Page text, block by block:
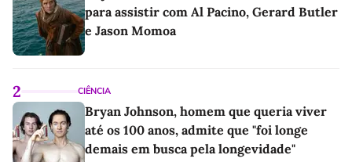
para assistir com Al Pacino, Gerard Butler
e Jason Momoa
2 CIÊNCIA
Bryan Johnson, homem que queria viver
até os 100 anos, admite que "foi longe
demais em busca pela longevidade"